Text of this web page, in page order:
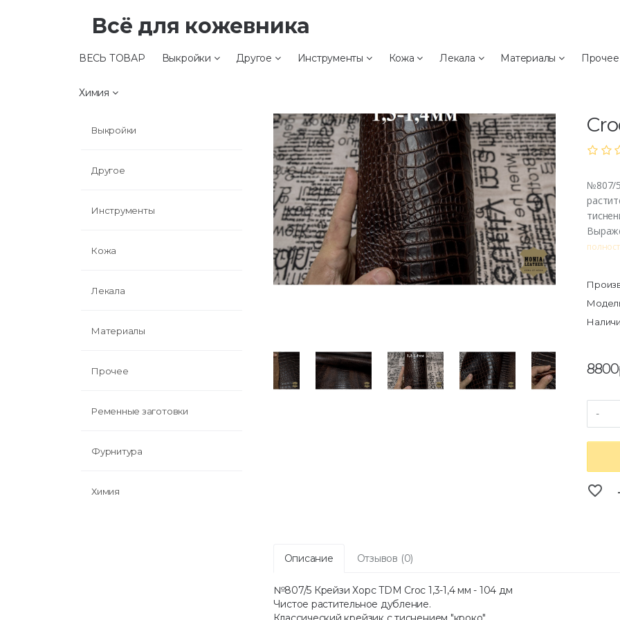
Всё для кожевника
ВЕСЬ ТОВАР Выкройки Другое Инструменты Кожа Лекала Материалы Прочее
Химия
ВЕСЬ ТОВАР
Выкройки
Другое
Инструменты
Кожа
Лекала
Материалы
Прочее
Ременные заготовки
Фурнитура
Химия
№807/
-
favorite_border
Описание Отзывов (0)
№807/5 Крейзи Хорс TDM Croc 1,3-1,4 мм - 104 дм
Чистое растительное дубление.